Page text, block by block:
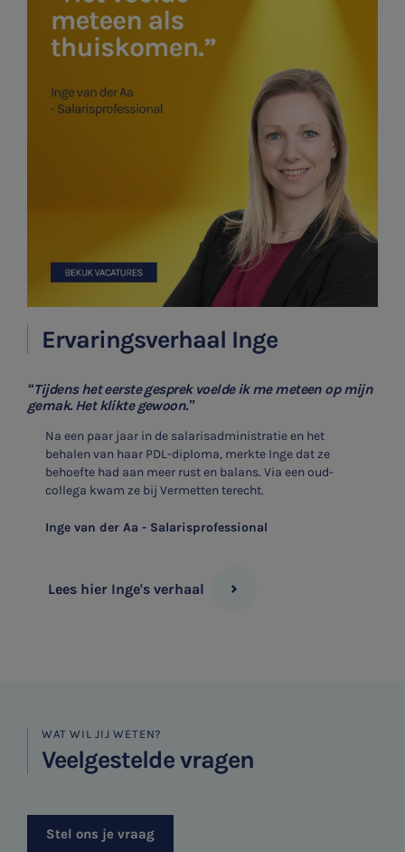
Ervaringsverhaal Inge
“Tijdens het eerste gesprek voelde ik me meteen op mijn
gemak. Het klikte gewoon.”
Na een paar jaar in de salarisadministratie en het
behalen van haar PDL-diploma, merkte Inge dat ze
behoefte had aan meer rust en balans. Via een oud-
collega kwam ze bij Vermetten terecht.
Inge van der Aa - Salarisprofessional
Lees hier Inge's verhaal
WAT WIL JIJ WETEN?
Veelgestelde vragen
Stel ons je vraag